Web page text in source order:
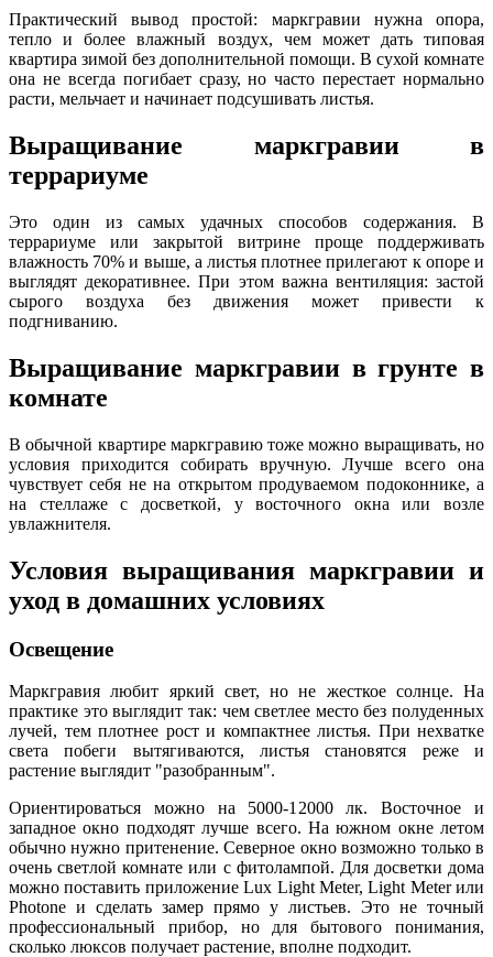
Практический вывод простой: маркгравии нужна опора,
тепло и более влажный воздух, чем может дать типовая
квартира зимой без дополнительной помощи. В сухой комнате
она не всегда погибает сразу, но часто перестает нормально
расти, мельчает и начинает подсушивать листья.
Выращивание маркгравии в
террариуме
Это один из самых удачных способов содержания. В
террариуме или закрытой витрине проще поддерживать
влажность 70% и выше, а листья плотнее прилегают к опоре и
выглядят декоративнее. При этом важна вентиляция: застой
сырого воздуха без движения может привести к
подгниванию.
Выращивание маркгравии в грунте в
комнате
В обычной квартире маркгравию тоже можно выращивать, но
условия приходится собирать вручную. Лучше всего она
чувствует себя не на открытом продуваемом подоконнике, а
на стеллаже с досветкой, у восточного окна или возле
увлажнителя.
Условия выращивания маркгравии и
уход в домашних условиях
Освещение
Маркгравия любит яркий свет, но не жесткое солнце. На
практике это выглядит так: чем светлее место без полуденных
лучей, тем плотнее рост и компактнее листья. При нехватке
света побеги вытягиваются, листья становятся реже и
растение выглядит "разобранным".
Ориентироваться можно на 5000-12000 лк. Восточное и
западное окно подходят лучше всего. На южном окне летом
обычно нужно притенение. Северное окно возможно только в
очень светлой комнате или с фитолампой. Для досветки дома
можно поставить приложение Lux Light Meter, Light Meter или
Photone и сделать замер прямо у листьев. Это не точный
профессиональный прибор, но для бытового понимания,
сколько люксов получает растение, вполне подходит.